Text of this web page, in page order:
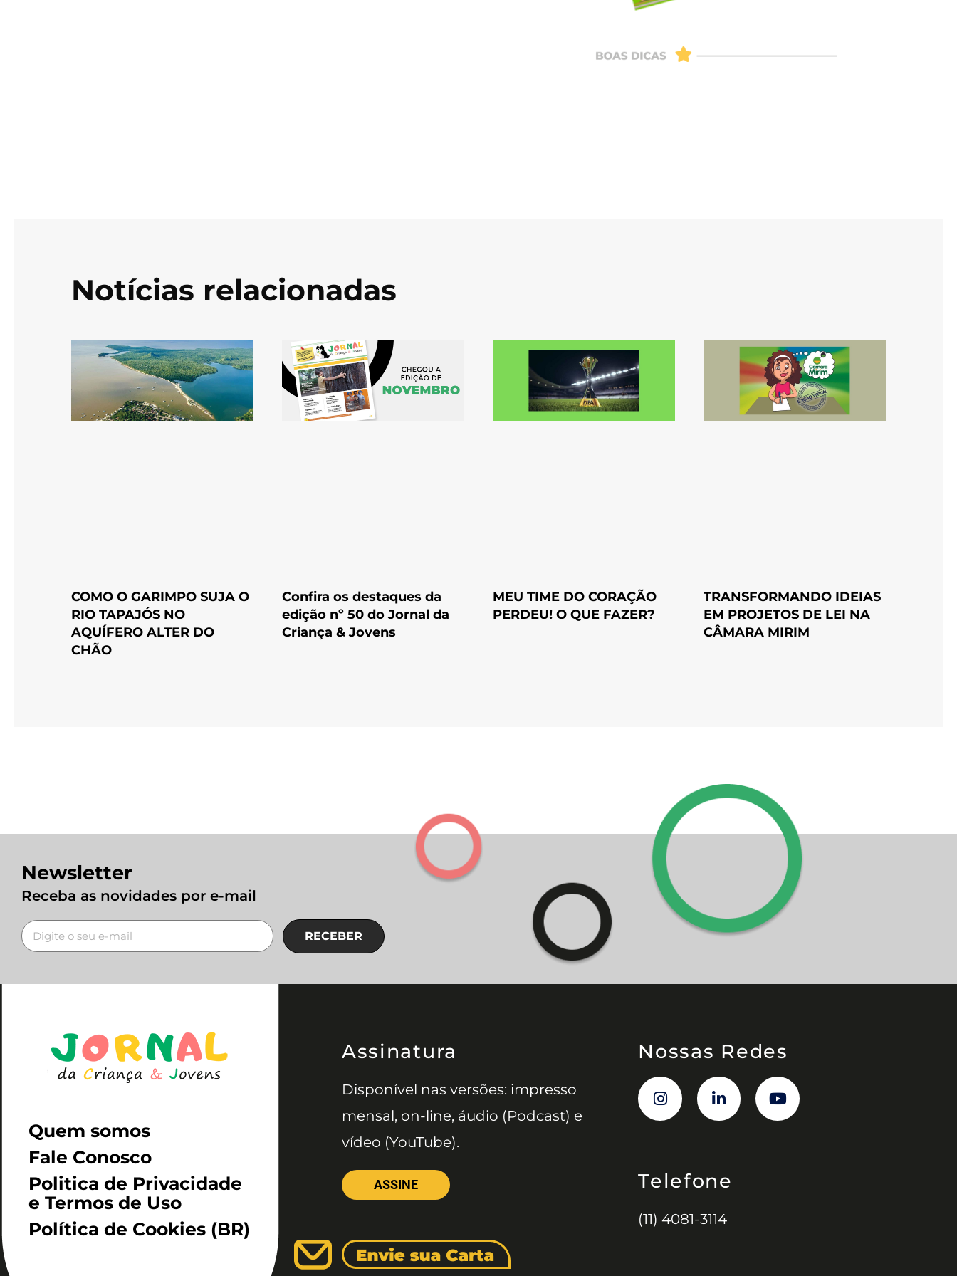
Notícias relacionadas
COMO O GARIMPO SUJA O
RIO TAPAJÓS NO
AQUÍFERO ALTER DO
CHÃO
Confira os destaques da
edição nº 50 do Jornal da
Criança & Jovens
MEU TIME DO CORAÇÃO
PERDEU! O QUE FAZER?
TRANSFORMANDO IDEIAS
EM PROJETOS DE LEI NA
CÂMARA MIRIM
Newsletter
Receba as novidades por e-mail
RECEBER
Quem somos
Fale Conosco
Politica de Privacidade
e Termos de Uso
Política de Cookies (BR)
Assinatura
Disponível nas versões: impresso
mensal, on-line, áudio (Podcast) e
vídeo (YouTube).
ASSINE
Nossas Redes
Telefone
(11) 4081-3114